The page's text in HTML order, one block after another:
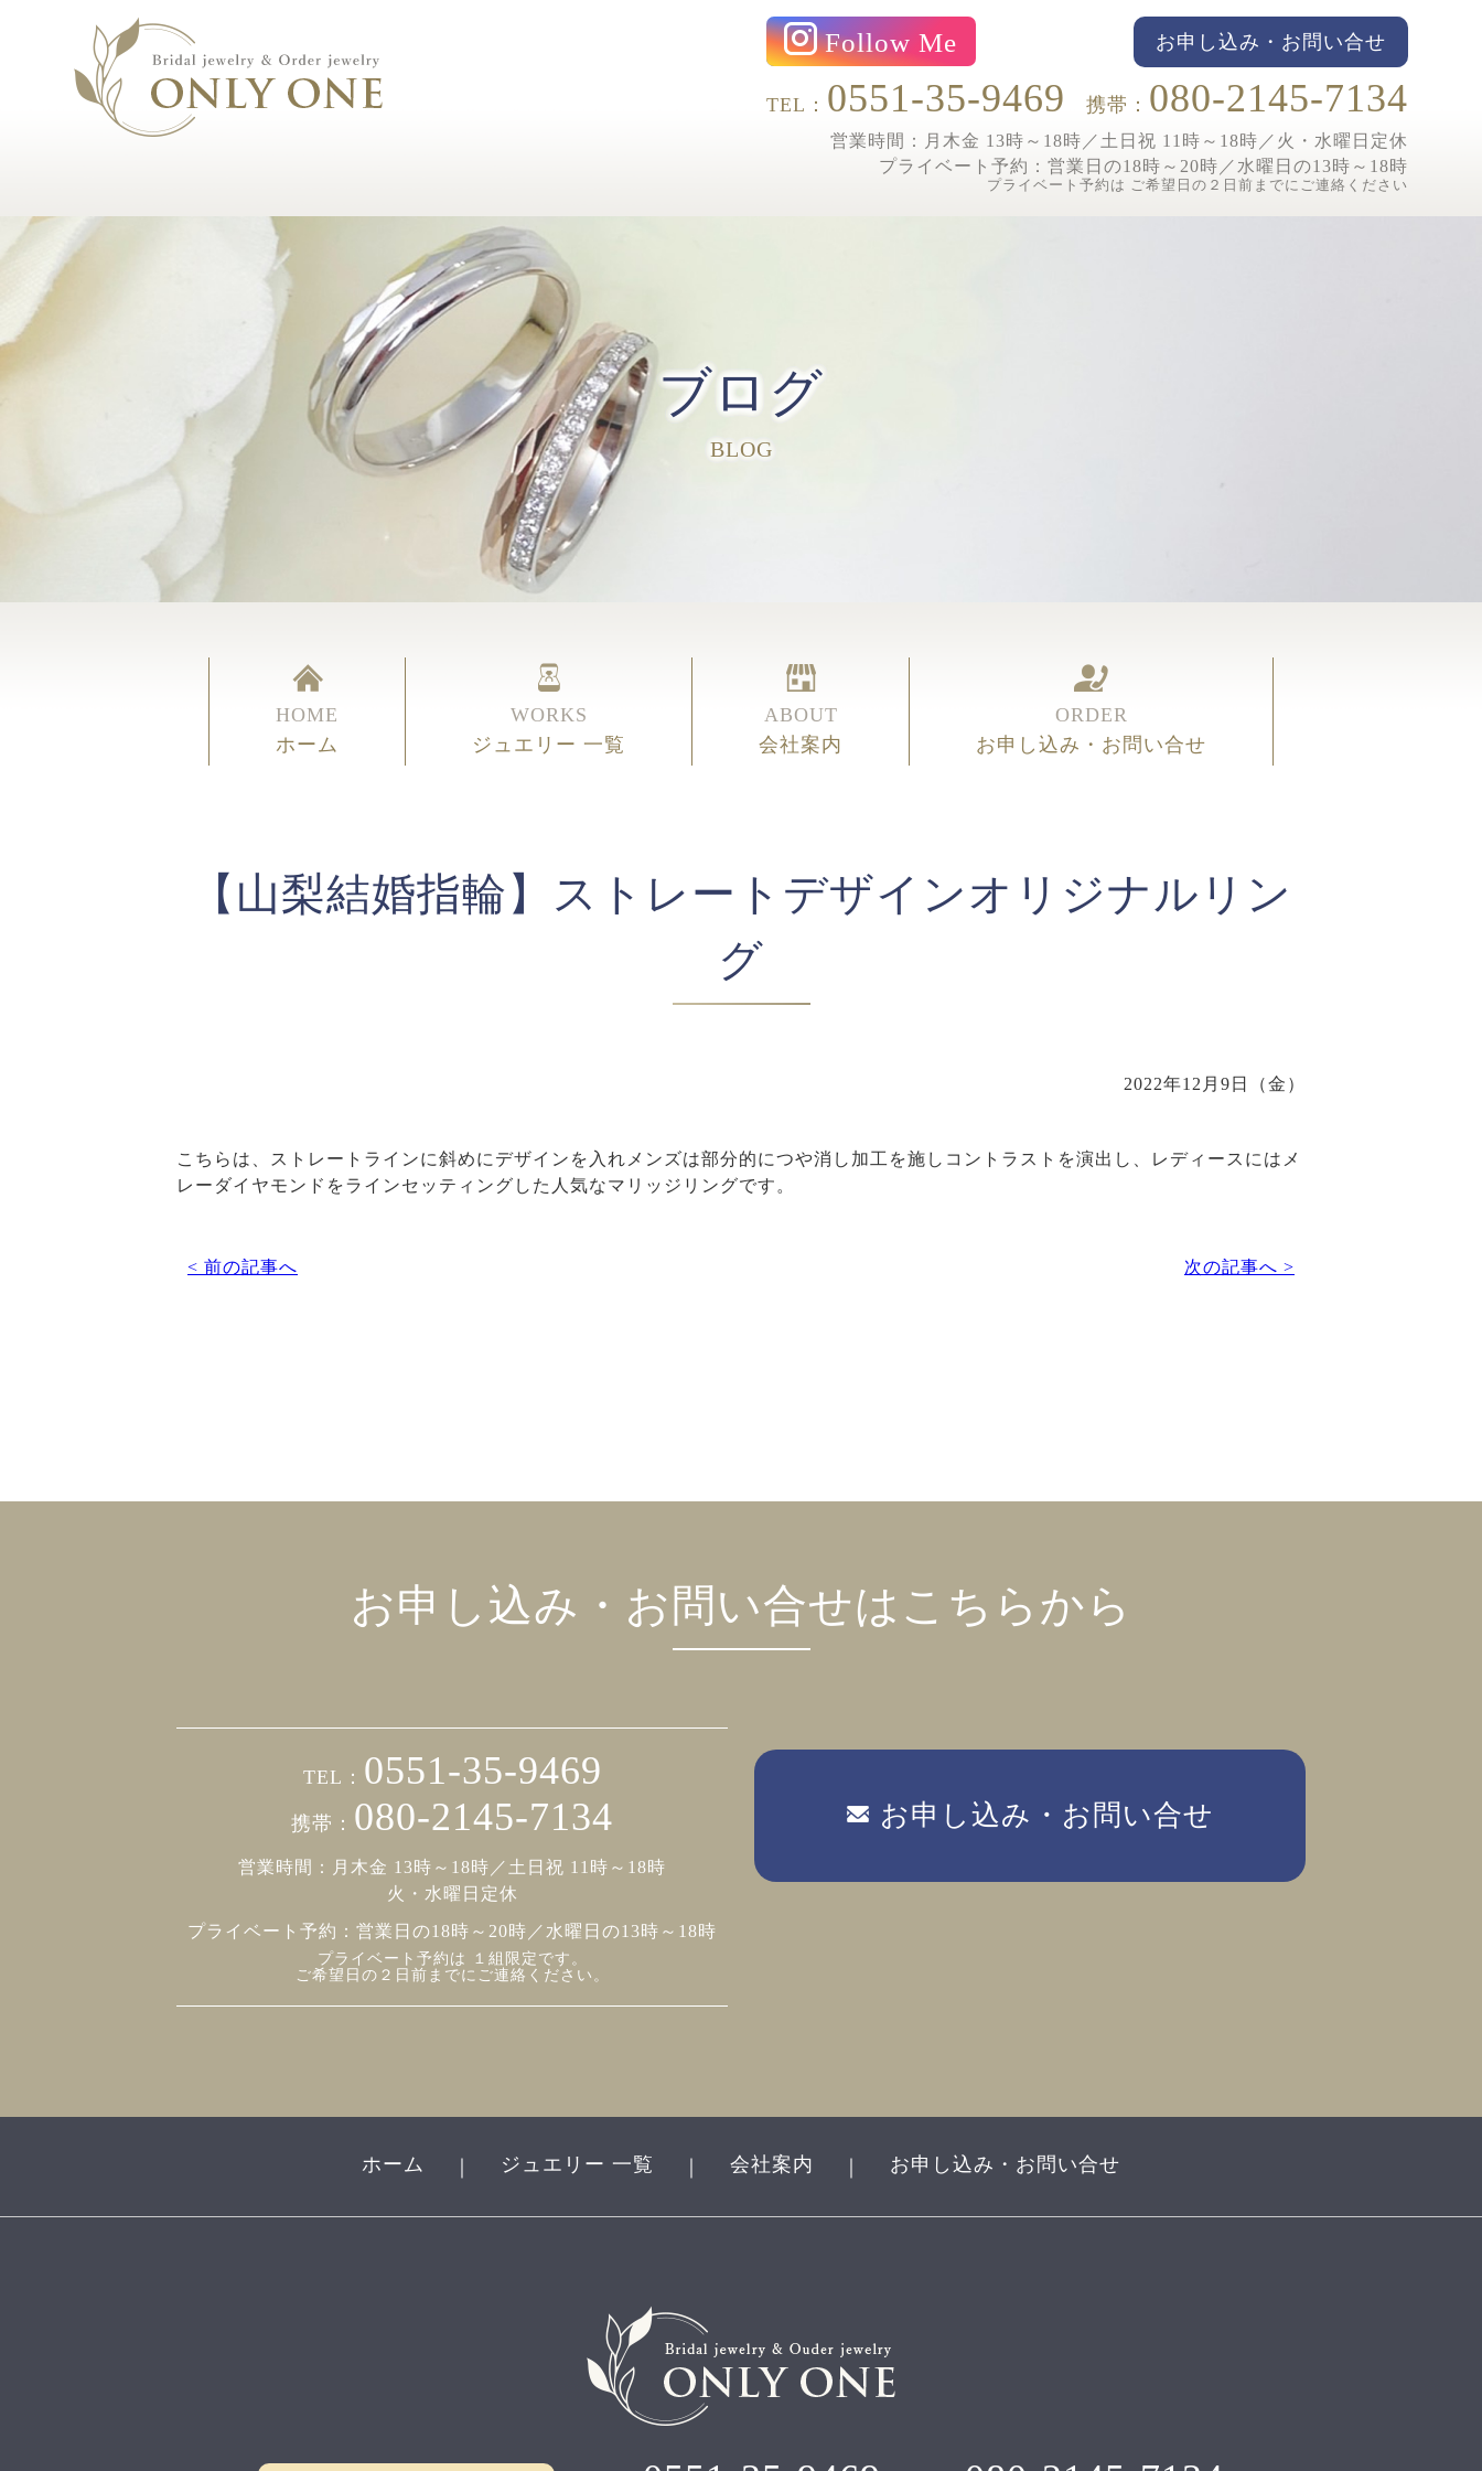
Follow Me お申し込み・お問い合せ
TEL： 0551-35-9469 携帯： 080-2145-7134
営業時間：月木金 13時～18時／土日祝 11時～18時／ 火・水曜日定休
プライベート予約： 営業日の18時～20時／水曜日の13時～18時
プライベート予約は ご希望日の２日前までにご連絡ください
ブログ
BLOG
HOME
ホーム
WORKS
ジュエリー 一覧
ABOUT
会社案内
ORDER
お申し込み・お問い合せ
【山梨結婚指輪】ストレートデザインオリジナルリン
グ
2022年12月9日（金）
こちらは、ストレートラインに斜めにデザインを入れメンズは部分的につや消し加工を施しコントラストを演出し、レディースにはメ
レーダイヤモンドをラインセッティングした人気なマリッジリングです。
< 前の記事へ 次の記事へ >
お申し込み・お問い合せはこちらから
TEL： 0551-35-9469
携帯： 080-2145-7134
営業時間：月木金 13時～18時／土日祝 11時～18時
火・水曜日定休
プライベート予約： 営業日の18時～20時／水曜日の13時～18時
プライベート予約は １組限定です。
ご希望日の２日前までにご連絡ください。
お申し込み・お問い合せ
ホーム ジュエリー 一覧 会社案内 お申し込み・お問い合せ